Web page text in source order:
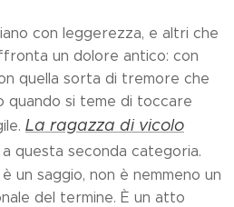
con leggerezza, e altri che
un dolore antico: con
quella sorta di tremore che
quando si teme di toccare
La ragazza di vicolo
questa seconda categoria.
un saggio, non è nemmeno un
del termine. È un atto